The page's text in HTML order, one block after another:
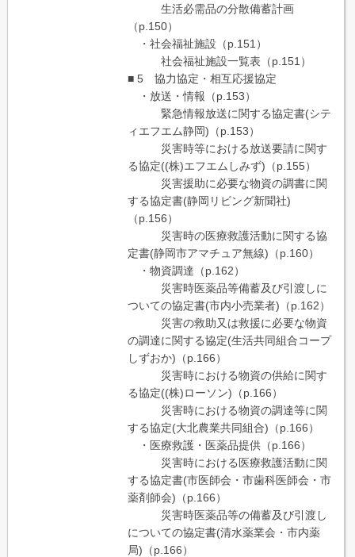
生活必需品の分散備蓄計画
（p.150）
・社会福祉施設（p.151）
社会福祉施設一覧表（p.151）
■ 5 協力協定・相互応援協定
・放送・情報（p.153）
緊急情報放送に関する協定書(シテ
ィエフエム静岡)（p.153）
災害時等における放送要請に関す
る協定((株)エフエムしみず)（p.155）
災害援助に必要な物資の調書に関
する協定書(静岡リビング新聞社)
（p.156）
災害時の医療救護活動に関する協
定書(静岡市アマチュア無線)（p.160）
・物資調達（p.162）
災害時医薬品等備蓄及び引渡しに
ついての協定書(市内小売業者)（p.162）
災害の救助又は救援に必要な物資
の調達に関する協定(生活共同組合コープ
しずおか)（p.166）
災害時における物資の供給に関す
る協定((株)ローソン)（p.166）
災害時における物資の調達等に関
する協定(大北農業共同組合)（p.166）
・医療救護・医薬品提供（p.166）
災害時における医療救護活動に関
する協定書(市医師会・市歯科医師会・市
薬剤師会)（p.166）
災害時医薬品等の備蓄及び引渡し
についての協定書(清水薬業会・市内薬
局)（p.166）